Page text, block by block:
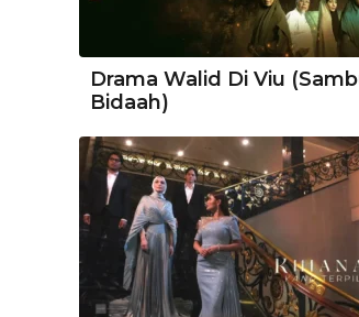
Drama Walid Di Viu
Bidaah)